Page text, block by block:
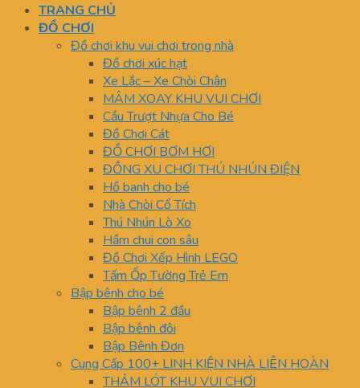
TRANG CHỦ
ĐỒ CHƠI
Đồ chơi khu vui chơi trong nhà
Đồ chơi xúc hạt
Xe Lắc – Xe Chòi Chân
MÂM XOAY KHU VUI CHƠI
Cầu Trượt Nhựa Cho Bé
Đồ Chơi Cát
ĐỒ CHƠI BƠM HƠI
ĐỒNG XU CHƠI THÚ NHÚN ĐIỆN
Hồ banh cho bé
Nhà Chòi Cổ Tích
Thú Nhún Lò Xo
Hầm chui con sâu
Đồ Chơi Xếp Hình LEGO
Tấm Ốp Tường Trẻ Em
Bập bênh cho bé
Bập bênh 2 đầu
Bập bênh đôi
Bập Bênh Đơn
Cung Cấp 100+ LINH KIỆN NHÀ LIÊN HOÀN
THẢM LÓT KHU VUI CHƠI